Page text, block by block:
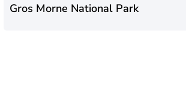
Gros Morne National Park